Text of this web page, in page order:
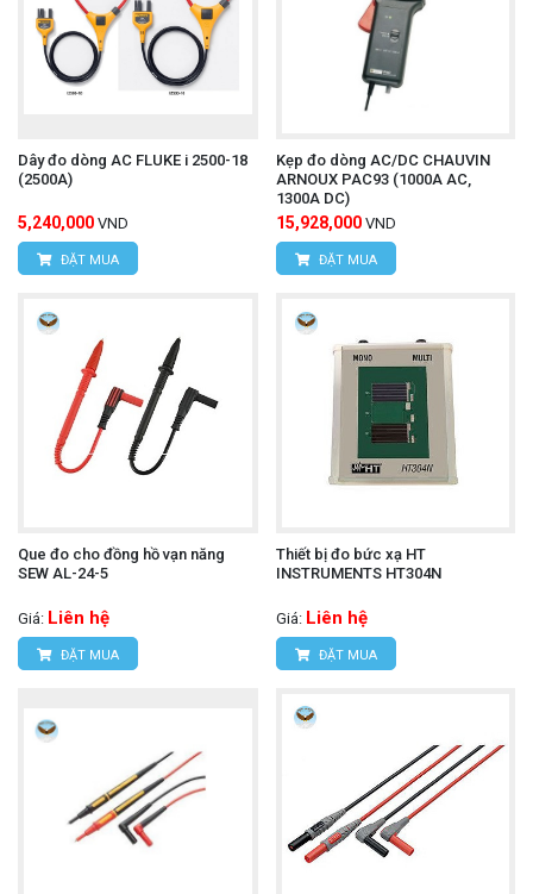
Dây đo dòng AC FLUKE i 2500-18
(2500A)
5,240,000 VND
ĐẶT MUA
Kẹp đo dòng AC/DC CHAUVIN
ARNOUX PAC93 (1000A AC,
1300A DC)
15,928,000 VND
ĐẶT MUA
Que đo cho đồng hồ vạn năng
SEW AL-24-5
Giá: Liên hệ
ĐẶT MUA
Thiết bị đo bức xạ HT
INSTRUMENTS HT304N
Giá: Liên hệ
ĐẶT MUA